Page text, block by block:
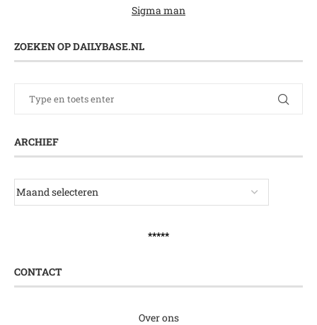
Sigma man
ZOEKEN OP DAILYBASE.NL
ARCHIEF
*****
CONTACT
Over ons